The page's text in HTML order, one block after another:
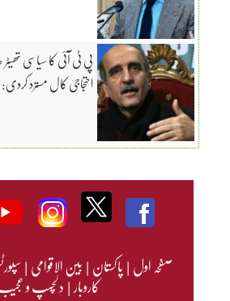
پی ٹی آئی کا سیاسی
احتجاجی کال مسترد کردی:
صفحہ اول|پاکستان|بین الاقوامی|
کاروبار|دلچسپ و